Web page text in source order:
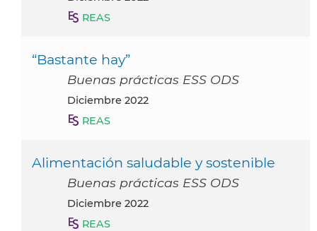
REAS
“Bastante hay”
Buenas prácticas ESS ODS
diciembre 2022
REAS
Alimentación saludable y sostenible
Buenas prácticas ESS ODS
diciembre 2022
REAS